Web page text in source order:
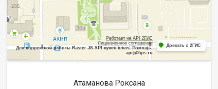
Работает на API 2ГИС
Лицензионное соглашение
Для корректной работы Raster JS API нужен ключ. Помощь:
api@2gis.ru
Доехать с 2ГИС
Атаманова Роксана